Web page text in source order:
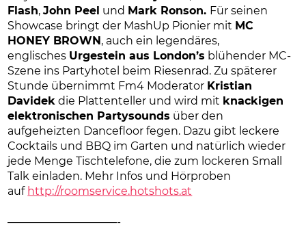
Flash,John Peel und Mark Ronson. Für seinen
Showcase bringt der MashUp Pionier mit MC
HONEY BROWN , auch ein legendäres,
englisches Urgestein aus London’s blühender MC-
Szene ins Partyhotel beim Riesenrad. Zu späterer
Stunde übernimmt Fm4 Moderator Kristian
Davidek die Plattenteller und wird mit knackigen
elektronischen Partysounds über den
aufgeheizten Dancefloor fegen. Dazu gibt leckere
Cocktails und BBQ im Garten und natürlich wieder
jede Menge Tischtelefone, die zum lockeren Small
Talk einladen. Mehr Infos und Hörproben
auf http://roomservice.hotshots.at
——————————-